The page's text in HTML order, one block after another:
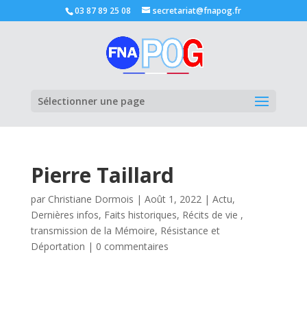
03 87 89 25 08 secretariat@fnapog.fr
Sélectionner une page
Pierre Taillard
par Christiane Dormois | Août 1, 2022| Actu,
Dernières infos, Faits historiques, Récits de vie ,
transmission de la Mémoire, Résistance et
Déportation | 0 commentaires